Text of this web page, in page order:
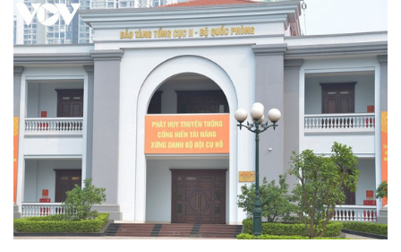
đời hoạt động của nhiều chiến sĩ tình báo xuất sắc của Quân
đội nhân dân Việt Nam. Với chức năng phục vụ công tác nghiên
cứu, tham quan học tập, giáo dục truyền thống, Bảo tàng Tổng
cục II chính thức được Bộ Văn hoá - Thông tin công nhận nằm
trong hệ thống các bảo tàng cấp 2 toàn quân.